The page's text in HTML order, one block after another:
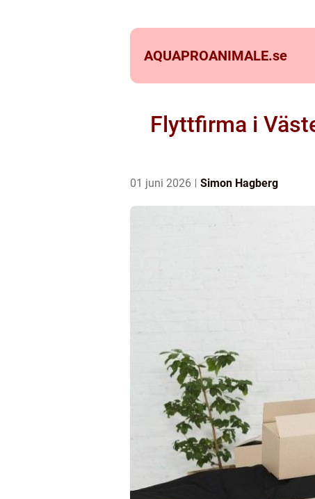
AQUAPROANIMALE.se
Flyttfirma i
01 juni 2026 Simon Hagberg